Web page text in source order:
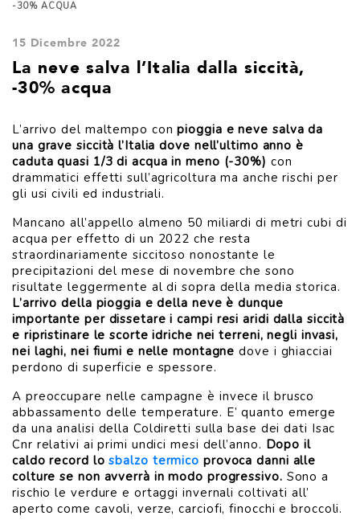
-30% ACQUA
15 Dicembre 2022
La neve salva l’Italia dalla siccità,
-30% acqua
L’arrivo del maltempo conpioggia e neve salva da
una grave siccità l’Italia dove nell’ultimo anno è
caduta quasi 1/3 di acqua in meno (-30%) con
drammatici effetti sull’agricoltura ma anche rischi per
gli usi civili ed industriali.
Mancano all’appello almeno 50 miliardi di metri cubi di
acqua per effetto di un 2022 che resta
straordinariamente siccitoso nonostante le
precipitazioni del mese di novembre che sono
risultate leggermente al di sopra della media storica.
L’arrivo della pioggia e della neve è dunque
importante per dissetare i campi resi aridi dalla siccità
e ripristinare le scorte idriche nei terreni, negli invasi,
nei laghi, nei fiumi e nelle montagne dove i ghiacciai
perdono di superficie e spessore.
A preoccupare nelle campagne è invece il brusco
abbassamento delle temperature. E’ quanto emerge
da una analisi della Coldiretti sulla base dei dati Isac
Cnr relativi ai primi undici mesi dell’anno. Dopo il
caldo record losbalzo termico provoca danni alle
colture se non avverrà in modo progressivo. Sono a
rischio le verdure e ortaggi invernali coltivati all’
aperto come cavoli, verze, carciofi, finocchi e broccoli.